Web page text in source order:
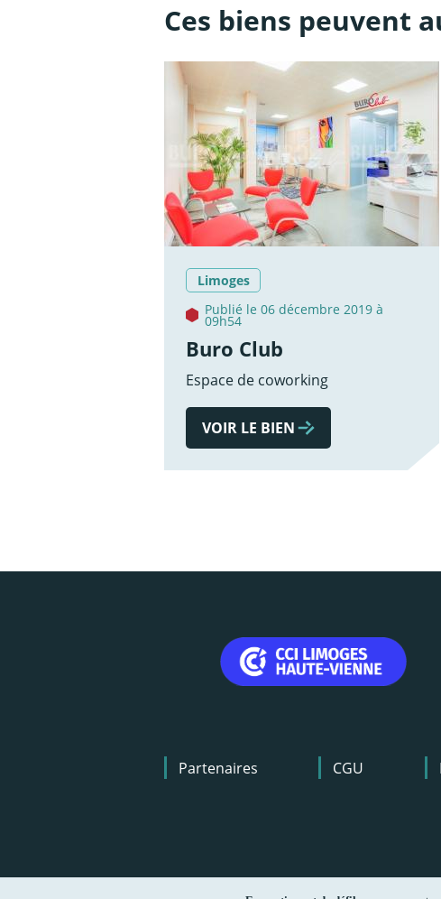
Ces biens peuvent
Limoges
Publié le 06 décembre 2019 à
09h54
Buro Club
Espace de coworking
VOIR LE BIEN
Menu
Partenaires CGU